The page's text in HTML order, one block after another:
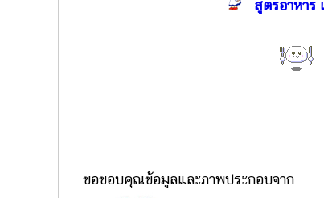
สูตรอาหาร
ขอขอบคุณข้อมูลและภาพประกอบจาก